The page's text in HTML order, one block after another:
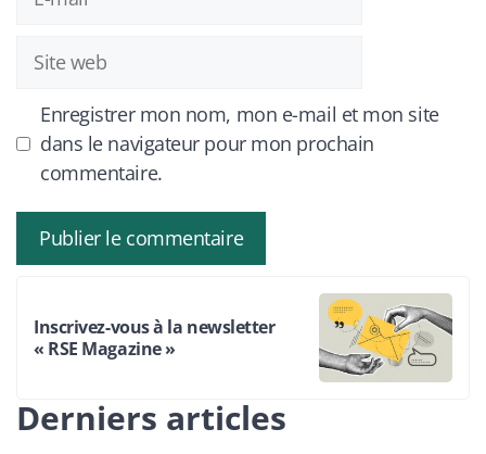
mail
Site
web
Enregistrer mon nom, mon e-mail et mon site
dans le navigateur pour mon prochain
commentaire.
Inscrivez-vous à la newsletter
« RSE Magazine »
Derniers articles